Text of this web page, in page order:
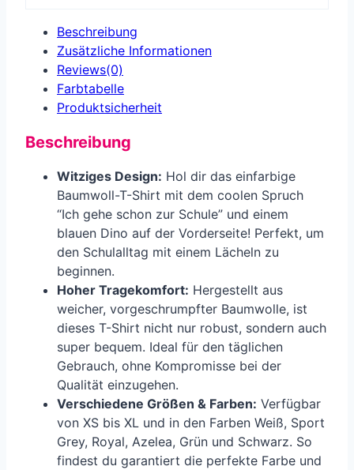
Beschreibung
Zusätzliche Informationen
Reviews(0)
Farbtabelle
Produkt­sicherheit
Beschreibung
Witziges Design: Hol dir das einfarbige
Baumwoll-T-Shirt mit dem coolen Spruch
“Ich gehe schon zur Schule” und einem
blauen Dino auf der Vorderseite! Perfekt, um
den Schulalltag mit einem Lächeln zu
beginnen.
Hoher Tragekomfort: Hergestellt aus
weicher, vorgeschrumpfter Baumwolle, ist
dieses T-Shirt nicht nur robust, sondern auch
super bequem. Ideal für den täglichen
Gebrauch, ohne Kompromisse bei der
Qualität einzugehen.
Verschiedene Größen & Farben: Verfügbar
von XS bis XL und in den Farben Weiß, Sport
Grey, Royal, Azelea, Grün und Schwarz. So
findest du garantiert die perfekte Farbe und